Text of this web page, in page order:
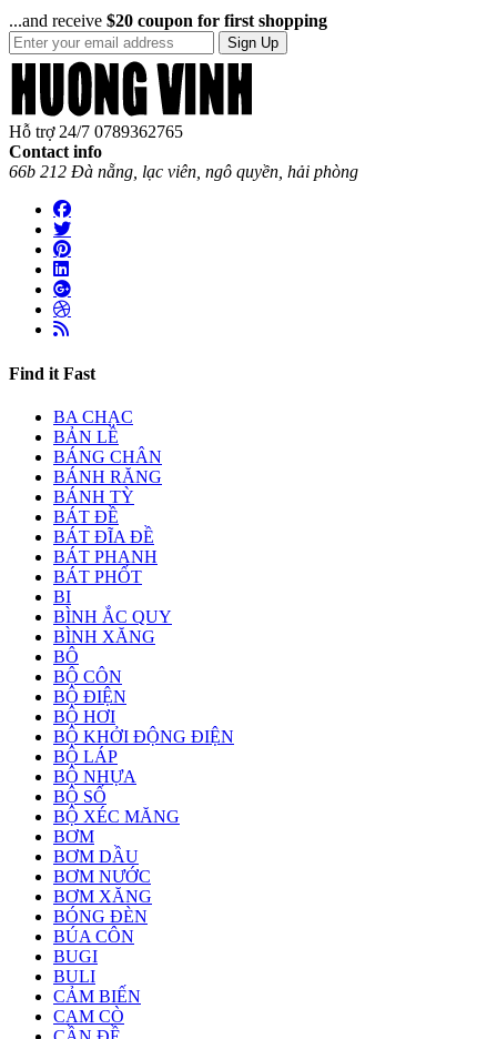
...and receive $20 coupon for first shopping
Sign Up
Hỗ trợ 24/7 0789362765
Contact info
66b 212 Đà nẵng, lạc viên, ngô quyền, hải phòng
Find it Fast
BA CHẠC
BẢN LỀ
BÁNG CHÂN
BÁNH RĂNG
BÁNH TỲ
BÁT ĐỀ
BÁT ĐĨA ĐỀ
BÁT PHANH
BÁT PHỐT
BI
BÌNH ẮC QUY
BÌNH XĂNG
BÔ
BỘ CÔN
BỘ ĐIỆN
BỘ HƠI
BỘ KHỞI ĐỘNG ĐIỆN
BỘ LÁP
BỘ NHỰA
BỘ SỐ
BỘ XÉC MĂNG
BƠM
BƠM DẦU
BƠM NƯỚC
BƠM XĂNG
BÓNG ĐÈN
BÚA CÔN
BUGI
BULI
CẢM BIẾN
CAM CÒ